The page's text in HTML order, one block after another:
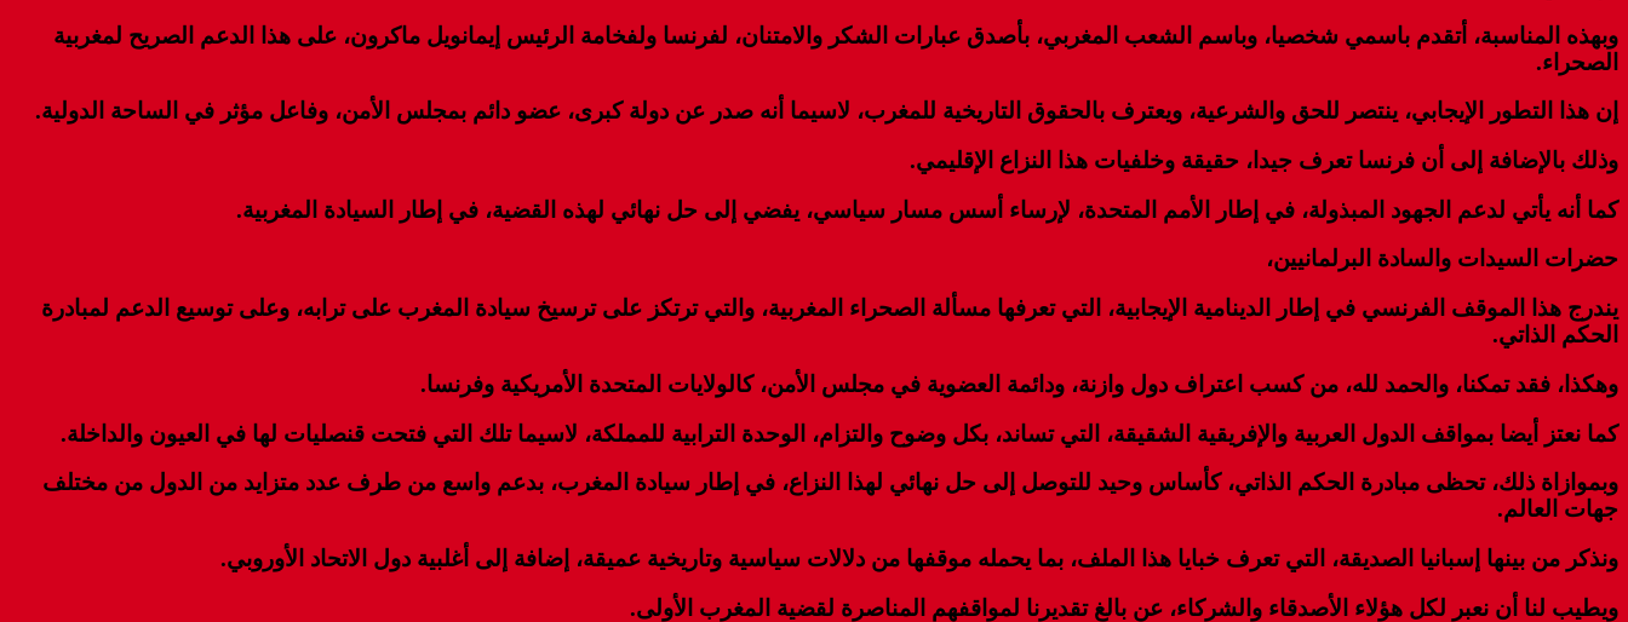
وبهذه المناسبة، أتقدم باسمي شخصيا، وباسم الشعب المغربي، بأصدق عبارات الشكر والامتنان، لفرنسا ولفخامة الرئيس إيمانويل ماكرون، على هذا الدعم الصريح لمغربية
الصحراء.
إن هذا التطور الإيجابي، ينتصر للحق والشرعية، ويعترف بالحقوق التاريخية للمغرب، لاسيما أنه صدر عن دولة كبرى، عضو دائم بمجلس الأمن، وفاعل مؤثر في الساحة الدولية.
وذلك بالإضافة إلى أن فرنسا تعرف جيدا، حقيقة وخلفيات هذا النزاع الإقليمي.
كما أنه يأتي لدعم الجهود المبذولة، في إطار الأمم المتحدة، لإرساء أسس مسار سياسي، يفضي إلى حل نهائي لهذه القضية، في إطار السيادة المغربية.
حضرات السيدات والسادة البرلمانيين،
يندرج هذا الموقف الفرنسي في إطار الدينامية الإيجابية، التي تعرفها مسألة الصحراء المغربية، والتي ترتكز على ترسيخ سيادة المغرب على ترابه، وعلى توسيع الدعم لمبادرة
الحكم الذاتي.
وهكذا، فقد تمكنا، والحمد لله، من كسب اعتراف دول وازنة، ودائمة العضوية في مجلس الأمن، كالولايات المتحدة الأمريكية وفرنسا.
كما نعتز أيضا بمواقف الدول العربية والإفريقية الشقيقة، التي تساند، بكل وضوح والتزام، الوحدة الترابية للمملكة، لاسيما تلك التي فتحت قنصليات لها في العيون والداخلة.
وبموازاة ذلك، تحظى مبادرة الحكم الذاتي، كأساس وحيد للتوصل إلى حل نهائي لهذا النزاع، في إطار سيادة المغرب، بدعم واسع من طرف عدد متزايد من الدول من مختلف
جهات العالم.
ونذكر من بينها إسبانيا الصديقة، التي تعرف خبايا هذا الملف، بما يحمله موقفها من دلالات سياسية وتاريخية عميقة، إضافة إلى أغلبية دول الاتحاد الأوروبي.
ويطيب لنا أن نعبر لكل هؤلاء الأصدقاء والشركاء، عن بالغ تقديرنا لمواقفهم المناصرة لقضية المغرب الأولى.